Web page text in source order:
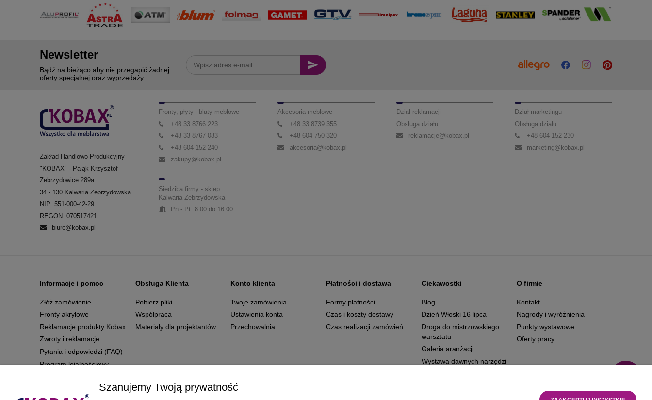
Newsletter
Bądź na bieżąco aby nie przegapić żadnej
oferty specjalnej oraz wyprzedaży.
Zakład Handlowo-Produkcyjny
"KOBAX" - Pająk Krzysztof
Zebrzydowice 289a
34 - 130 Kalwaria Zebrzydowska
NIP: 551-000-42-29
REGON: 070517421
biuro@kobax.pl
Fronty, płyty i blaty meblowe
+48 33 8766 223
+48 33 8767 083
+48 604 152 240
zakupy@kobax.pl
Siedziba firmy - sklep
Kalwaria Zebrzydowska
Pn - Pt: 8:00 do 16:00
Akcesoria meblowe
+48 33 8739 355
+48 604 750 320
akcesoria@kobax.pl
Dział reklamacji
Obsługa działu:
reklamacje@kobax.pl
Dział marketingu
Obsługa działu:
+48 604 152 230
marketing@kobax.pl
Informacje i pomoc
Złóż zamówienie
Fronty akrylowe
Reklamacje produkty Kobax
Zwroty i reklamacje
Pytania i odpowiedzi (FAQ)
Program lojalnościowy
Polityka prywatności
Obsługa Klienta
Pobierz pliki
Współpraca
Materiały dla projektantów
Konto klienta
Twoje zamówienia
Ustawienia konta
Przechowalnia
Płatności i dostawa
Formy płatności
Czas i koszty dostawy
Czas realizacji zamówień
Ciekawostki
Blog
Dzień Włoski 16 lipca
Droga do mistrzowskiego
warsztatu
Galeria aranżacji
Wystawa dawnych narzędzi
O firmie
Kontakt
Nagrody i wyróżnienia
Punkty wystawowe
Oferty pracy
Szanujemy Twoją prywatność